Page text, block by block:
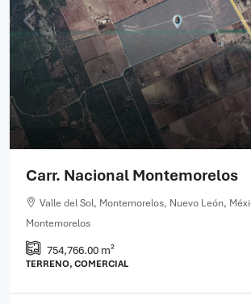
Carr. Nacional Montemorelos
Valle del Sol, Montemorelos, Nuevo León,
Montemorelos
754,766.00 m²
TERRENO, COMERCIAL